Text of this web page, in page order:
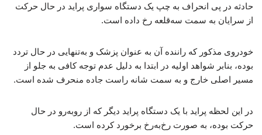
حادثه در پی انحراف به چپ یک دستگاه سواری پراید در حال حرکت
از سرایان به سمت سه‌قلعه رخ داده است.
خودروی مذکور که راننده آن به عنوان پزشک و به‌تنهایی در حال تردد
بوده، بنابر شواهد اولیه در ابتدا به دلیل عدم توجه کافی به جلو از
مسیر اصلی خارج و به سمت شانه راست جاده منحرف شده است.
در این لحظه پراید با یک دستگاه پراید دیگر که از روبه‌رو در حال
حرکت بوده، به صورت رخ‌به‌رخ برخورد کرده است.